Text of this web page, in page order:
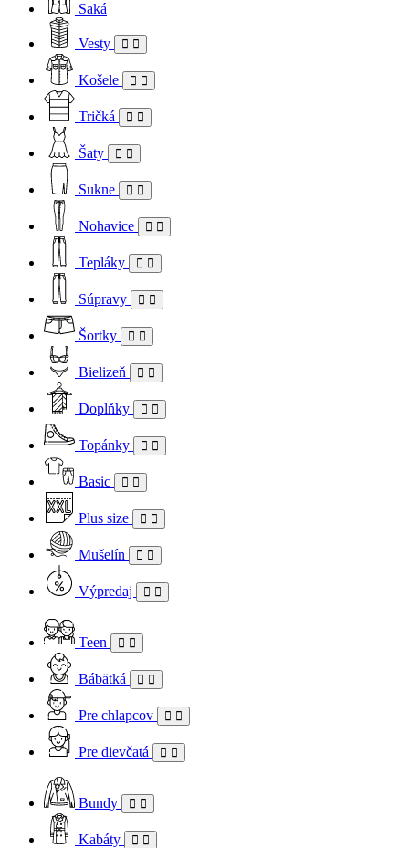
Saká
Vesty
Košele
Tričká
Šaty
Sukne
Nohavice
Tepláky
Súpravy
Šortky
Bielizeň
Doplňky
Topánky
Basic
Plus size
Mušelín
Výpredaj
Teen
Bábätká
Pre chlapcov
Pre dievčatá
Bundy
Kabáty